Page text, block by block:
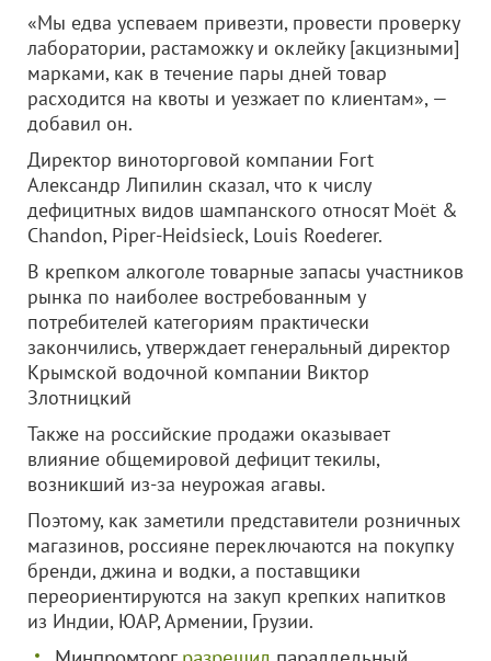
«Мы едва успеваем привезти, провести проверку
лаборатории, растаможку и оклейку [акцизными]
марками, как в течение пары дней товар
расходится на квоты и уезжает по клиентам», —
добавил он.
Директор виноторговой компании Fort
Александр Липилин сказал, что к числу
дефицитных видов шампанского относят Moët &
Chandon, Piper-Heidsieck, Louis Roederer.
В крепком алкоголе товарные запасы участников
рынка по наиболее востребованным у
потребителей категориям практически
закончились, утверждает генеральный директор
Крымской водочной компании Виктор
Злотницкий
Также на российские продажи оказывает
влияние общемировой дефицит текилы,
возникший из-за неурожая агавы.
Поэтому, как заметили представители розничных
магазинов, россияне переключаются на покупку
бренди, джина и водки, а поставщики
переориентируются на закуп крепких напитков
из Индии, ЮАР, Армении, Грузии.